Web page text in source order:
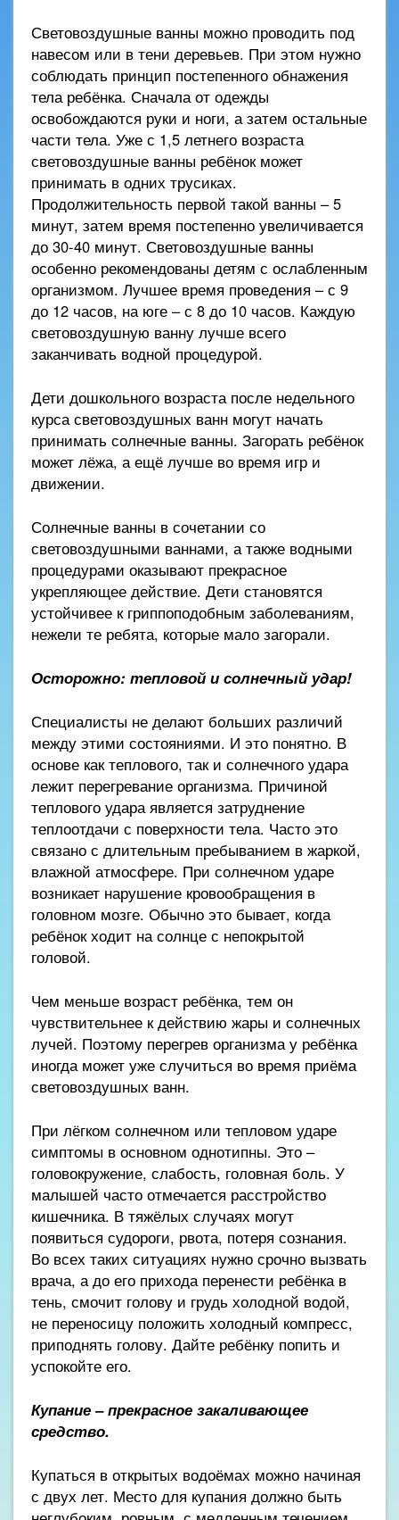
Световоздушные ванны можно проводить под
навесом или в тени деревьев. При этом нужно
соблюдать принцип постепенного обнажения
тела ребёнка. Сначала от одежды
освобождаются руки и ноги, а затем остальные
части тела. Уже с 1,5 летнего возраста
световоздушные ванны ребёнок может
принимать в одних трусиках.
Продолжительность первой такой ванны – 5
минут, затем время постепенно увеличивается
до 30-40 минут. Световоздушные ванны
особенно рекомендованы детям с ослабленным
организмом. Лучшее время проведения – с 9
до 12 часов, на юге – с 8 до 10 часов. Каждую
световоздушную ванну лучше всего
заканчивать водной процедурой.
Дети дошкольного возраста после недельного
курса световоздушных ванн могут начать
принимать солнечные ванны. Загорать ребёнок
может лёжа, а ещё лучше во время игр и
движении.
Солнечные ванны в сочетании со
световоздушными ваннами, а также водными
процедурами оказывают прекрасное
укрепляющее действие. Дети становятся
устойчивее к гриппоподобным заболеваниям,
нежели те ребята, которые мало загорали.
Осторожно: тепловой и солнечный удар!
Специалисты не делают больших различий
между этими состояниями. И это понятно. В
основе как теплового, так и солнечного удара
лежит перегревание организма. Причиной
теплового удара является затруднение
теплоотдачи с поверхности тела. Часто это
связано с длительным пребыванием в жаркой,
влажной атмосфере. При солнечном ударе
возникает нарушение кровообращения в
головном мозге. Обычно это бывает, когда
ребёнок ходит на солнце с непокрытой
головой.
Чем меньше возраст ребёнка, тем он
чувствительнее к действию жары и солнечных
лучей. Поэтому перегрев организма у ребёнка
иногда может уже случиться во время приёма
световоздушных ванн.
При лёгком солнечном или тепловом ударе
симптомы в основном однотипны. Это –
головокружение, слабость, головная боль. У
малышей часто отмечается расстройство
кишечника. В тяжёлых случаях могут
появиться судороги, рвота, потеря сознания.
Во всех таких ситуациях нужно срочно вызвать
врача, а до его прихода перенести ребёнка в
тень, смочит голову и грудь холодной водой,
не переносицу положить холодный компресс,
приподнять голову. Дайте ребёнку попить и
успокойте его.
Купание – прекрасное закаливающее
средство.
Купаться в открытых водоёмах можно начиная
с двух лет. Место для купания должно быть